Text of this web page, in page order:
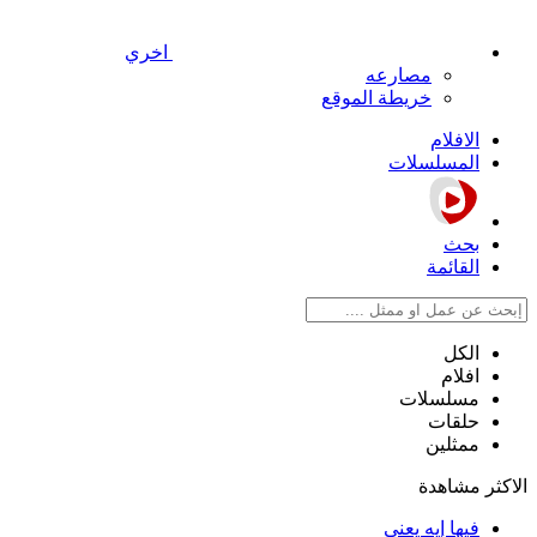
اخري
مصارعه
خريطة الموقع
الافلام
المسلسلات
بحث
القائمة
الكل
افلام
مسلسلات
حلقات
ممثلين
الاكثر مشاهدة
فيها إيه يعني